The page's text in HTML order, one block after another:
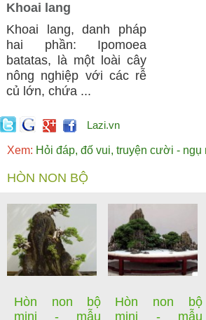
Khoai lang
Khoai lang, danh pháp
hai phần: Ipomoea
batatas, là một loài cây
nông nghiệp với các rễ
củ lớn, chứa ...
Lazi.vn
Xem: Hỏi đáp, đố vui, truyện cười - ngụ
HÒN NON BỘ
Hòn non bộ
mini - mẫu
Hòn non bộ
mini - mẫu